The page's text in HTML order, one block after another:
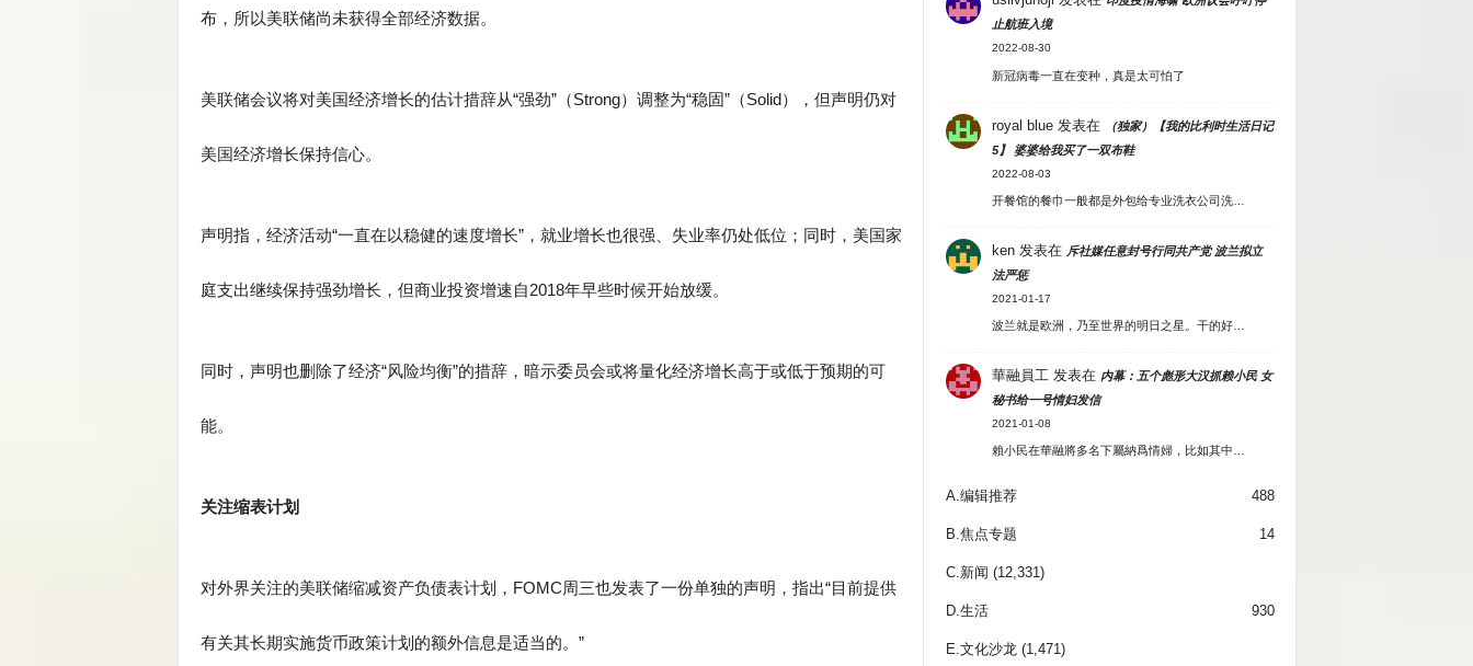
布，所以美联储尚未获得全部经济数据。
美联储会议将对美国经济增长的估计措辞从“强劲”（Strong）调整为“稳固”（Solid），但声明仍对
美国经济增长保持信心。
声明指，经济活动“一直在以稳健的速度增长”，就业增长也很强、失业率仍处低位；同时，美国家
庭支出继续保持强劲增长，但商业投资增速自2018年早些时候开始放缓。
同时，声明也删除了经济“风险均衡”的措辞，暗示委员会或将量化经济增长高于或低于预期的可
能。
关注缩表计划
对外界关注的美联储缩减资产负债表计划，FOMC周三也发表了一份单独的声明，指出“目前提供
有关其长期实施货币政策计划的额外信息是适当的。”
止航班入境
2022-08-30
新冠病毒一直在变种，真是太可怕了
royal blue发表在
（独家）【我的比利时生活日记
5】 婆婆给我买了一双布鞋
2022-08-03
开餐馆的餐巾一般都是外包给专业洗衣公司洗…
ken发表在 斥社媒任意封号行同共产党 波兰拟立
法严惩
2021-01-17
波兰就是欧洲，乃至世界的明日之星。干的好…
華融員工 发表在 内幕：五个彪形大汉抓赖小民 女
秘书给一号情妇发信
2021-01-08
賴小民在華融將多名下屬納爲情婦，比如其中…
A.编辑推荐 488
B.焦点专题 14
C.新闻 (12,331)
D.生活 930
E.文化沙龙 (1,471)